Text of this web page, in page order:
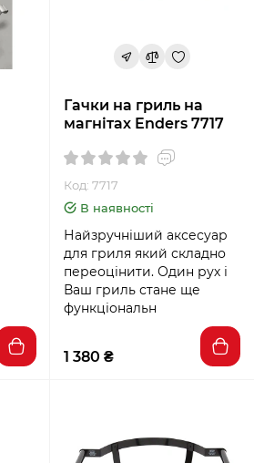
Гачки на гриль на
магнітах Enders 7717
Код: 7717
В наявності
Найзручніший аксесуар
для гриля який складно
переоцінити. Один рух і
Ваш гриль стане ще
функціональн
1 380 ₴